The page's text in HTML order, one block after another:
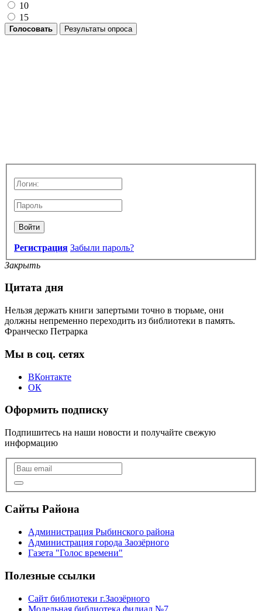
10
15
Голосовать Результаты опроса
Войти
Регистрация Забыли пароль?
Закрыть
Цитата дня
Нельзя держать книги запертыми точно в тюрьме, они
должны непременно переходить из библиотеки в память.
Франческо Петрарка
Мы в соц. сетях
ВКонтакте
ОК
Оформить подписку
Подпишитесь на наши новости и получайте свежую
информацию
Сайты Района
Администрация Рыбинского района
Администрация города Заозёрного
Газета "Голос времени"
Полезные ссылки
Сайт библиотеки г.Заозёрного
Модельная библиотека филиал №7